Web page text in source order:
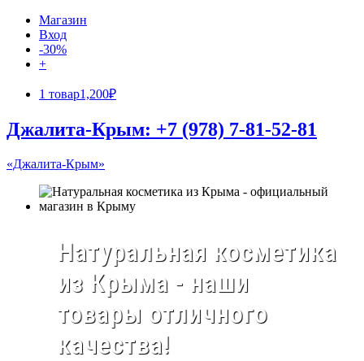
Магазин
Вход
-30%
+
1 товар1,200₽
Джалита-Крым: +7 (978) 7-81-52-81
«Джалита-Крым»
Натуральная косметика
из Крыма - наши
товары отличного
качества!